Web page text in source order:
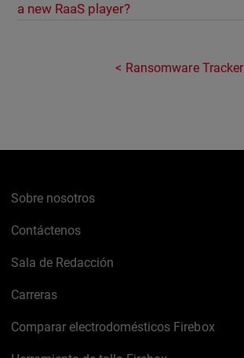
a new RaaS player?
Ransomware Tracker
Sobre nosotros
Contáctenos
Sala de Redacción
Carreras
Comparar electrodomésticos Firebox